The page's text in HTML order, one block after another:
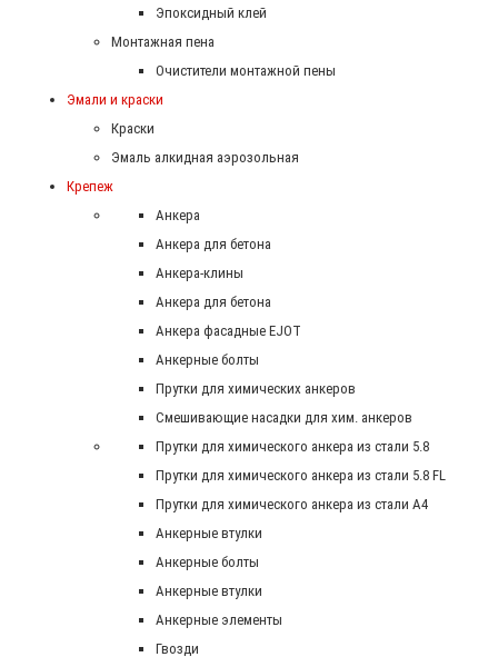
Эпоксидный клей
Монтажная пена
Очистители монтажной пены
Эмали и краски
Краски
Эмаль алкидная аэрозольная
Крепеж
Анкера
Анкера для бетона
Анкера-клины
Анкера для бетона
Анкера фасадные EJOT
Анкерные болты
Прутки для химических анкеров
Смешивающие насадки для хим. анкеров
Прутки для химического анкера из стали 5.8
Прутки для химического анкера из стали 5.8 FL
Прутки для химического анкера из стали А4
Анкерные втулки
Анкерные болты
Анкерные втулки
Анкерные элементы
Гвозди